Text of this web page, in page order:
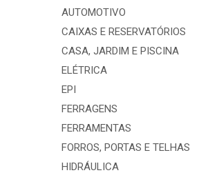
AUTOMOTIVO
CAIXAS E RESERVATÓRIOS
CASA, JARDIM E PISCINA
ELÉTRICA
EPI
FERRAGENS
FERRAMENTAS
FORROS, PORTAS E TELHAS
HIDRÁULICA